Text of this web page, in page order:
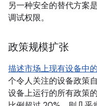
另一种安全的替代方案
调试权限。
政策规模扩张
描述市场上现有设备中
个令人关注的设备政策
设备上运行的所有政策